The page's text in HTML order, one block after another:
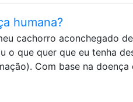
humana?
cachorro aconchegado
o que quer que eu tenha
Com base na doença